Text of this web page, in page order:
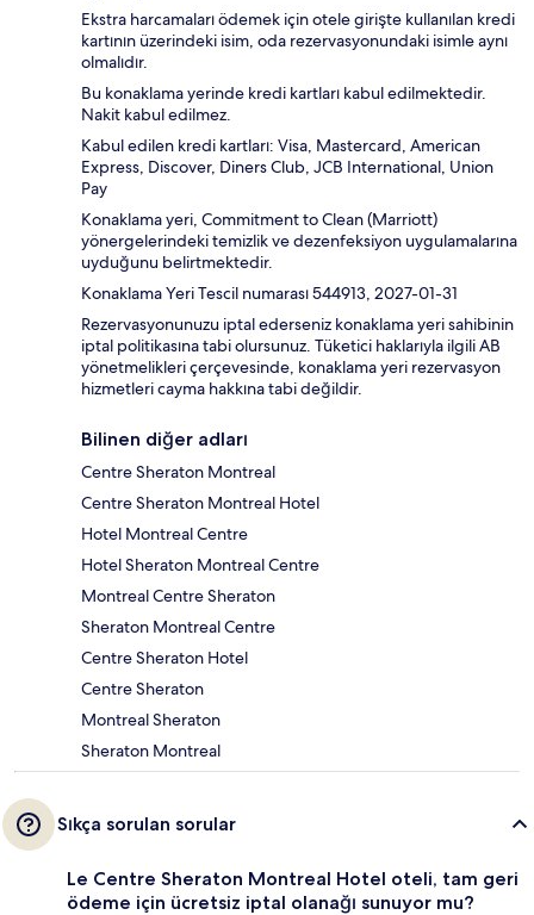
Ekstra harcamaları ödemek için otele girişte kullanılan kredi
kartının üzerindeki isim, oda rezervasyonundaki isimle aynı
olmalıdır.
Bu konaklama yerinde kredi kartları kabul edilmektedir.
Nakit kabul edilmez.
Kabul edilen kredi kartları: Visa, Mastercard, American
Express, Discover, Diners Club, JCB International, Union
Pay
Konaklama yeri, Commitment to Clean (Marriott)
yönergelerindeki temizlik ve dezenfeksiyon uygulamalarına
uyduğunu belirtmektedir.
Konaklama Yeri Tescil numarası 544913, 2027-01-31
Rezervasyonunuzu iptal ederseniz konaklama yeri sahibinin
iptal politikasına tabi olursunuz. Tüketici haklarıyla ilgili AB
yönetmelikleri çerçevesinde, konaklama yeri rezervasyon
hizmetleri cayma hakkına tabi değildir.
Bilinen diğer adları
Centre Sheraton Montreal
Centre Sheraton Montreal Hotel
Hotel Montreal Centre
Hotel Sheraton Montreal Centre
Montreal Centre Sheraton
Sheraton Montreal Centre
Centre Sheraton Hotel
Centre Sheraton
Montreal Sheraton
Sheraton Montreal
Sıkça sorulan sorular
Le Centre Sheraton Montreal Hotel oteli, tam geri
ödeme için ücretsiz iptal olanağı sunuyor mu?